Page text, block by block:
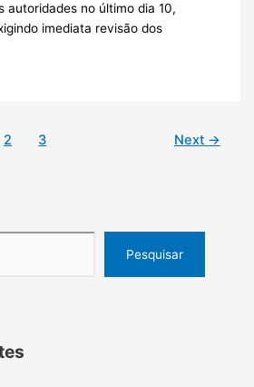
autoridades no último dia 10,
imediata revisão dos
2 3 Next →
Pesquisar